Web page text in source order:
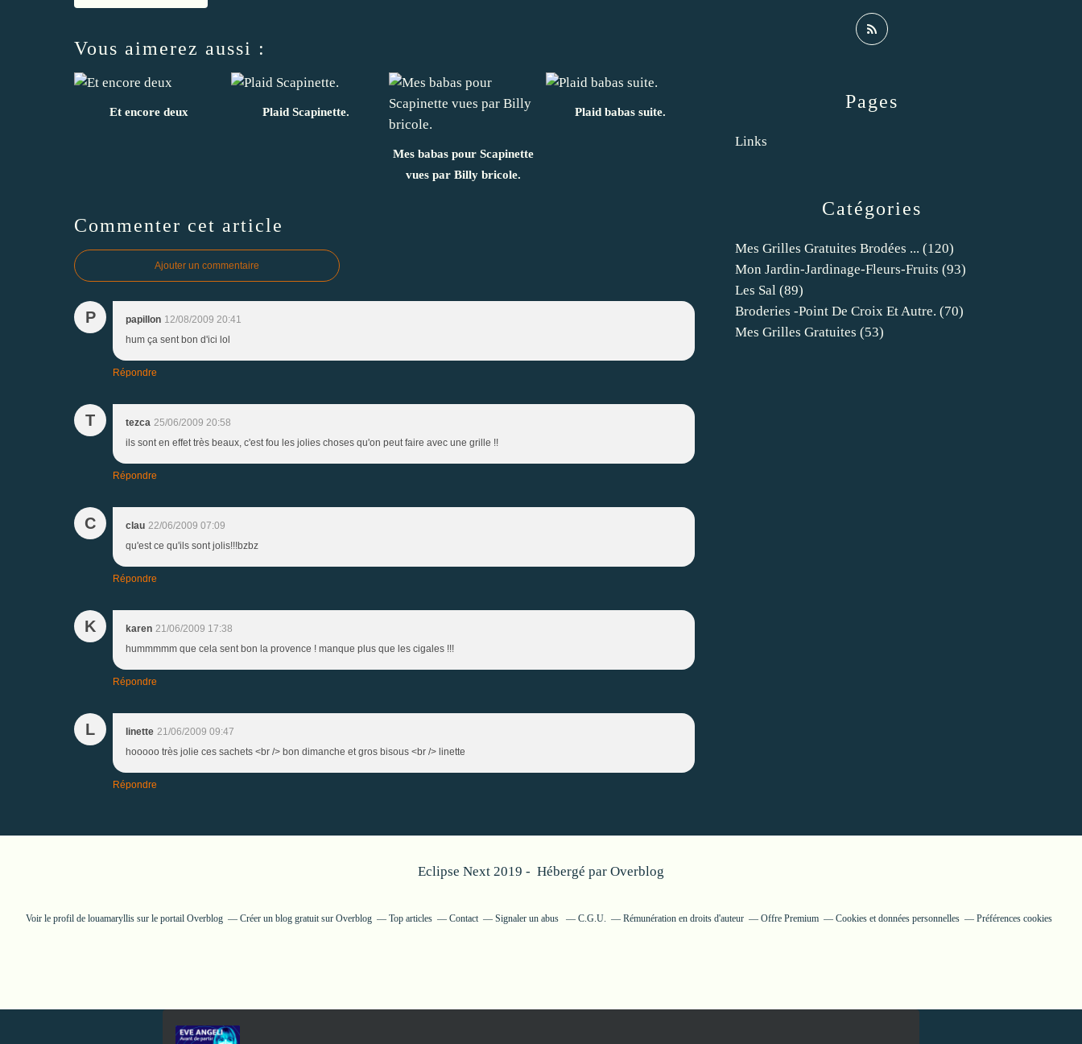
Vous aimerez aussi :
Et encore deux Plaid Scapinette.
Mes babas pour Scapinette
vues par Billy bricole.
Plaid babas suite.
Commenter cet article
Ajouter un commentaire
P papillon 12/08/2009 20:41
hum ça sent bon d'ici lol
Répondre
T tezca 25/06/2009 20:58
ils sont en effet très beaux, c'est fou les jolies choses qu'on peut faire avec une grille !!
Répondre
C clau 22/06/2009 07:09
qu'est ce qu'ils sont jolis!!!bzbz
Répondre
K karen 21/06/2009 17:38
hummmmm que cela sent bon la provence ! manque plus que les cigales !!!
Répondre
L linette 21/06/2009 09:47
hooooo très jolie ces sachets <br /> bon dimanche et gros bisous <br /> linette
Répondre
Catégories
Mes Grilles Gratuites Brodées ... (120)
Mon Jardin-Jardinage-Fleurs-Fruits (93)
Les Sal (89)
Broderies -point De Croix Et Autre. (70)
Mes Grilles Gratuites (53)
Pages
Links
Eclipse Next 2019 - Hébergé par Overblog
Voir le profil de louamaryllissur le portail Overblog Créer un blog gratuit sur Overblog Top articles Contact Signaler un abus C.G.U. Rémunération en droits d'auteur Offre Premium Cookies et données personnelles Préférences cookies